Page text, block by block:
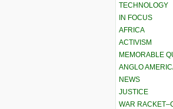
TECHNOLOGY
IN FOCUS
AFRICA
ACTIVISM
MEMORABLE
ANGLO
NEWS
JUSTICE
WAR